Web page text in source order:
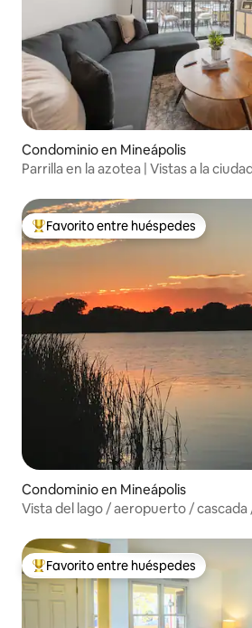
Condominio en Mineápolis
Parrilla en la azotea | Vistas a la
De los mejores en Favorito entre
Favorito entre huéspedes
Condominio en Mineápolis
Vista del lago / aeropuerto /
De los mejores en Favorito entre
Favorito entre huéspedes